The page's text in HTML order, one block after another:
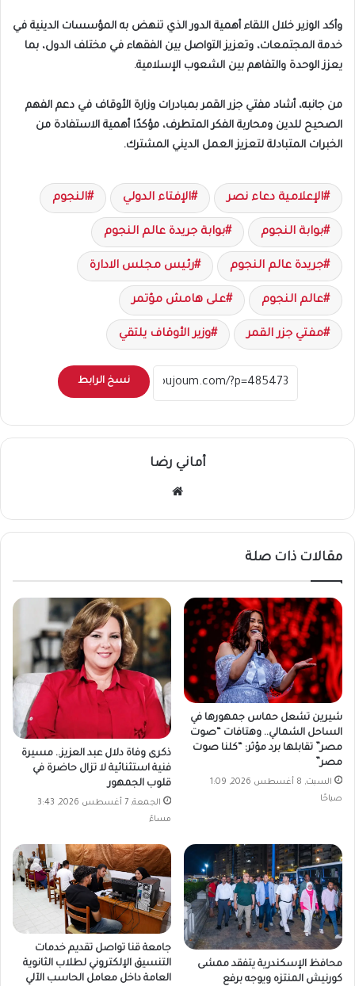
وأكد الوزير خلال اللقاء أهمية الدور الذي تنهض به المؤسسات الدينية في
خدمة المجتمعات، وتعزيز التواصل بين الفقهاء في مختلف الدول، بما
يعزز الوحدة والتفاهم بين الشعوب الإسلامية.
من جانبه، أشاد مفتي جزر القمر بمبادرات وزارة الأوقاف في دعم الفهم
الصحيح للدين ومحاربة الفكر المتطرف، مؤكدًا أهمية الاستفادة من
الخبرات المتبادلة لتعزيز العمل الديني المشترك.
الإعلامية دعاء نصر الإفتاء الدولي النجوم
بوابة النجوم بوابة جريدة عالم النجوم
جريدة عالم النجوم رئيس مجلس الادارة
عالم النجوم على هامش مؤتمر
مفتي جزر القمر وزير الأوقاف يلتقي
نسخ الرابط
أماني رضا
مقالات ذات صلة
شيرين تشعل حماس جمهورها في
الساحل الشمالي.. وهتافات “صوت
مصر” تقابلها برد مؤثر: “كلنا صوت
مصر”
السبت, 8 أغسطس 2026, 1:09
صباحًا
ذكرى وفاة دلال عبد العزيز.. مسيرة
فنية استثنائية لا تزال حاضرة في
قلوب الجمهور
الجمعة, 7 أغسطس 2026, 3:43
مساءً
محافظ الإسكندرية يتفقد ممشى
كورنيش المنتزه ويوجه برفع
جامعة قنا تواصل تقديم خدمات
التنسيق الإلكتروني لطلاب الثانوية
العامة داخل معامل الحاسب الآلي